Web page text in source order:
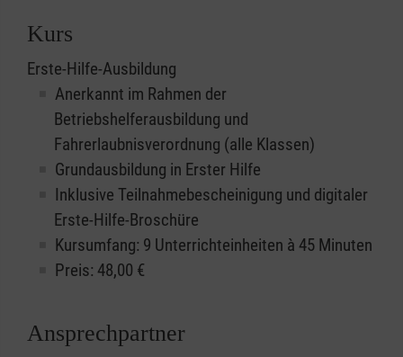
Kurs
Erste-Hilfe-Ausbildung
Anerkannt im Rahmen der
Betriebshelferausbildung und
Fahrerlaubnisverordnung (alle Klassen)
Grundausbildung in Erster Hilfe
Inklusive Teilnahmebescheinigung und digitaler
Erste-Hilfe-Broschüre
Kursumfang: 9 Unterrichteinheiten à 45 Minuten
Preis: 48,00 €
Ansprechpartner